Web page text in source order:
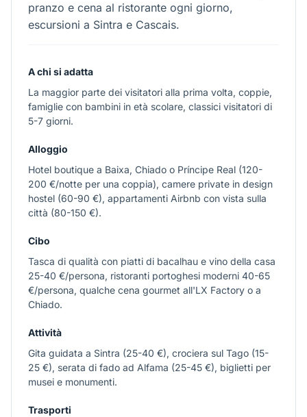
pranzo e cena al ristorante ogni giorno,
escursioni a Sintra e Cascais.
A chi si adatta
La maggior parte dei visitatori alla prima volta, coppie,
famiglie con bambini in età scolare, classici visitatori di
5-7 giorni.
Alloggio
Hotel boutique a Baixa, Chiado o Príncipe Real (120-
200 €/notte per una coppia), camere private in design
hostel (60-90 €), appartamenti Airbnb con vista sulla
città (80-150 €).
Cibo
Tasca di qualità con piatti di bacalhau e vino della casa
25-40 €/persona, ristoranti portoghesi moderni 40-65
€/persona, qualche cena gourmet all'LX Factory o a
Chiado.
Attività
Gita guidata a Sintra (25-40 €), crociera sul Tago (15-
25 €), serata di fado ad Alfama (25-45 €), biglietti per
musei e monumenti.
Trasporti